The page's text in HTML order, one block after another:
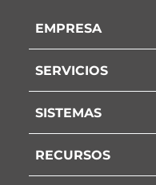
EMPRESA
SERVICIOS
SISTEMAS
RECURSOS